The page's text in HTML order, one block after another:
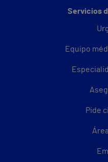
Servicios
Equipo
Pide